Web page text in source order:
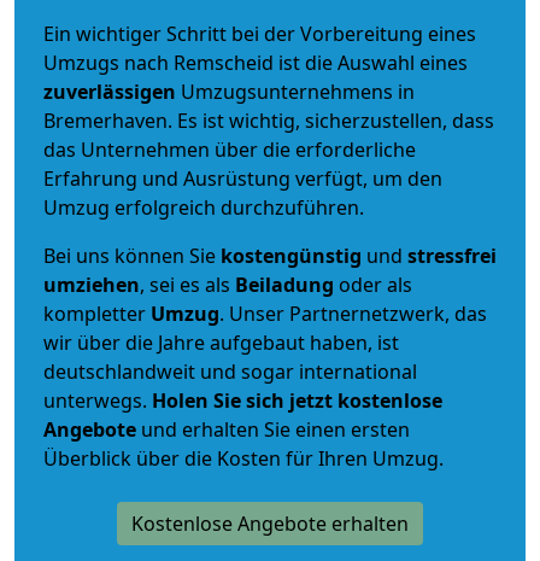
Ein wichtiger Schritt bei der Vorbereitung eines
Umzugs nach Remscheid ist die Auswahl eines
zuverlässigen Umzugsunternehmens in
Bremerhaven. Es ist wichtig, sicherzustellen, dass
das Unternehmen über die erforderliche
Erfahrung und Ausrüstung verfügt, um den
Umzug erfolgreich durchzuführen.
Bei uns können Sie kostengünstig und stressfrei
umziehen, sei es als Beiladung oder als
kompletter Umzug. Unser Partnernetzwerk, das
wir über die Jahre aufgebaut haben, ist
deutschlandweit und sogar international
unterwegs. Holen Sie sich jetzt kostenlose
Angebote und erhalten Sie einen ersten
Überblick über die Kosten für Ihren Umzug.
Kostenlose Angebote erhalten